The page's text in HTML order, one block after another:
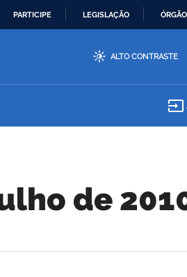
PARTICIPE LEGISLAÇÃO
ALTO CONTRASTE
input
de